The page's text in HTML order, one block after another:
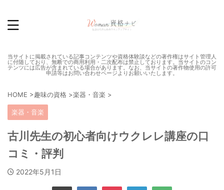
当サイトに掲載されている記事コンテンツや資格体験談などの著作権はサイト管理人
に付随しており、無断での商用利用・二次配布は禁止しております。当サイトのコン
テンツには広告が含まれている場合があります。なお、当サイトの著作物使用の許可
申請等はお問い合わせページよりお願いいたします。
HOME >趣味の資格 >楽器・音楽 >
楽器・音楽
古川先生の初心者向けウクレレ講座の口
コミ・評判
2022年5月1日